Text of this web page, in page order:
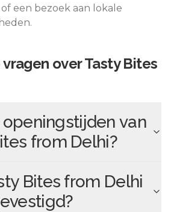
een bezoek aan lokale
overTasty Bites
van
from Delhi?
Bites from Delhi